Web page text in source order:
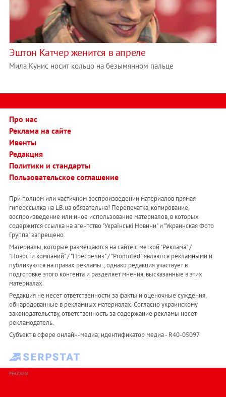
Эштон Катчер женится в апреле
Мила Кунис носит кольцо на безымянном пальце
Про нас
Реклама на сайте
Ивенты
Редакция
Политики и стандарты
Пользовательское соглашение
При полном или частичном воспроизведении материалов прямая
гиперссылка на LB.ua обязательна! Перепечатка, копирование,
воспроизведение или иное использование материалов, в которых
содержится ссылка на агентство "Українськi Новини" и "Украинская Фото
Группа" запрещено.
Материалы, которые размещаются на сайте с меткой "Реклама" /
"Новости компаний" / "Пресрелиз" / "Promoted", являются рекламными и
публикуются на правах рекламы. , однако редакция участвует в
подготовке этого контента и разделяет мнения, высказанные в этих
материалах.
Редакция не несет ответственности за факты и оценочные суждения,
обнародованные в рекламных материалах. Согласно украинскому
законодательству, ответственность за содержание рекламы несет
рекламодатель.
Субъект в сфере онлайн-медиа; идентификатор медиа - R40-05097
РЕКЛАМА